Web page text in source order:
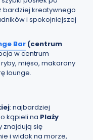
bardziej kreatywnego
i spokojniejszej
Bar (centrum
w centrum
mięso, makarony
lounge.
: najbardziej
kąpieli na Plaży
znajdują się
i widok na morze,